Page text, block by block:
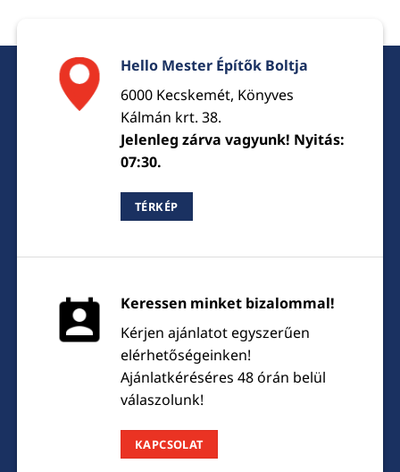
Hello Mester Építők Boltja
6000 Kecskemét, Könyves
Kálmán krt. 38.
Jelenleg zárva vagyunk! Nyitás:
07:30.
TÉRKÉP
Keressen minket bizalommal!
Kérjen ajánlatot egyszerűen
elérhetőségeinken!
Ajánlatkéréséres 48 órán belül
válaszolunk!
KAPCSOLAT